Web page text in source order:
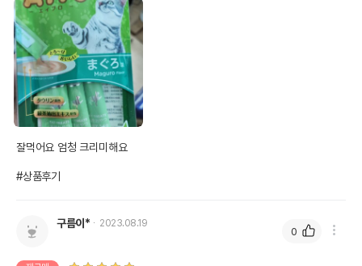
잘먹어요 엄청 크리미해요
#상품후기
구름이* 2023.08.19
0